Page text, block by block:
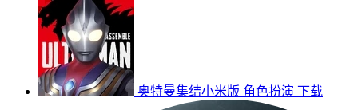
奥特曼集结小米版 角色扮演 下载